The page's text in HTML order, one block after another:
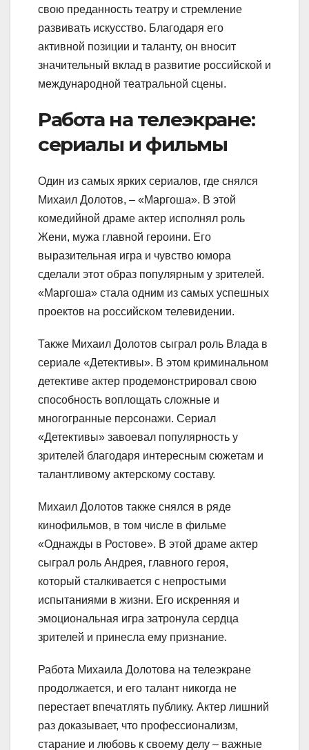
свою преданность театру и стремление
развивать искусство. Благодаря его
активной позиции и таланту, он вносит
значительный вклад в развитие российской и
международной театральной сцены.
Работа на телеэкране:
сериалы и фильмы
Один из самых ярких сериалов, где снялся
Михаил Долотов, – «Маргоша». В этой
комедийной драме актер исполнял роль
Жени, мужа главной героини. Его
выразительная игра и чувство юмора
сделали этот образ популярным у зрителей.
«Маргоша» стала одним из самых успешных
проектов на российском телевидении.
Также Михаил Долотов сыграл роль Влада в
сериале «Детективы». В этом криминальном
детективе актер продемонстрировал свою
способность воплощать сложные и
многогранные персонажи. Сериал
«Детективы» завоевал популярность у
зрителей благодаря интересным сюжетам и
талантливому актерскому составу.
Михаил Долотов также снялся в ряде
кинофильмов, в том числе в фильме
«Однажды в Ростове». В этой драме актер
сыграл роль Андрея, главного героя,
который сталкивается с непростыми
испытаниями в жизни. Его искренняя и
эмоциональная игра затронула сердца
зрителей и принесла ему признание.
Работа Михаила Долотова на телеэкране
продолжается, и его талант никогда не
перестает впечатлять публику. Актер лишний
раз доказывает, что профессионализм,
старание и любовь к своему делу – важные